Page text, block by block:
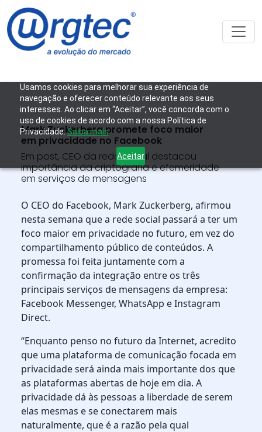
Usamos cookies para melhorar sua experiência de
navegação e oferecer conteúdo relevante aos seus
interesses. Ao clicar em “Aceitar”, você concorda com o
uso de cookies de acordo com a nossa Política de
Privacidade.Saiba mais
Aceitar
Mark Zuckerberg promete foco maior
em privacidade no Facebook
Em post, CEO da rede social destacou
importância da criptografia e efemeridade
em serviços de mensagens
O CEO do Facebook, Mark Zuckerberg, afirmou
nesta semana que a rede social passará a ter um
foco maior em privacidade no futuro, em vez do
compartilhamento público de conteúdos. A
promessa foi feita juntamente com a
confirmação da integração entre os três
principais serviços de mensagens da empresa:
Facebook Messenger, WhatsApp e Instagram
Direct.
“Enquanto penso no futuro da Internet, acredito
que uma plataforma de comunicação focada em
privacidade será ainda mais importante dos que
as plataformas abertas de hoje em dia. A
privacidade dá às pessoas a liberdade de serem
elas mesmas e se conectarem mais
naturalmente, que é a razão pela qual